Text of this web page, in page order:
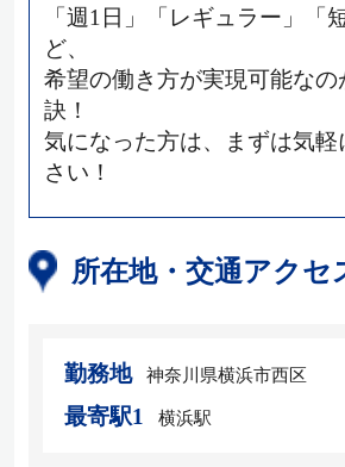
「週1日」「レギュラー」「
ど、
希望の働き方が実現可能なの
訣！
気になった方は、まずは気軽
さい！
所在地・交通アクセ
勤務地 神奈川県横浜市西区
最寄駅1 横浜駅